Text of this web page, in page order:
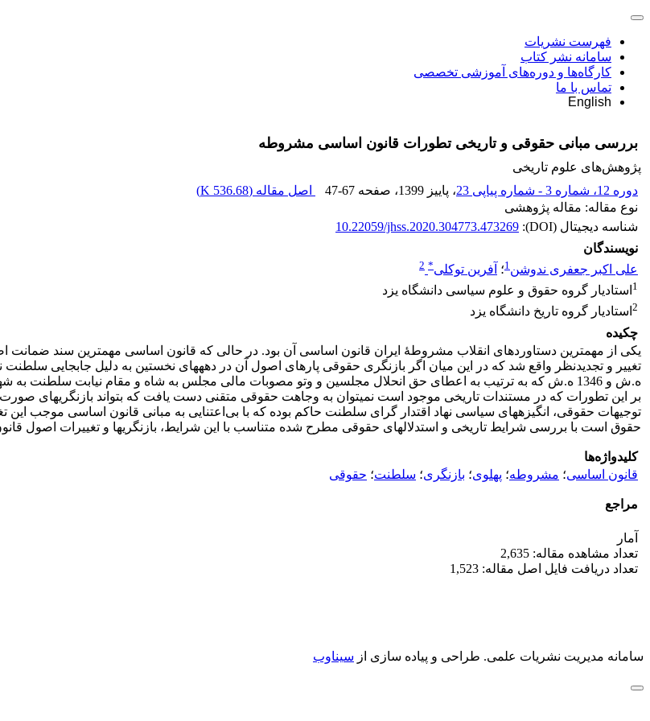
فهرست نشریات
سامانه نشر کتاب
کارگاه‌ها و دوره‌های آموزشی تخصصی
تماس با ما
English
بررسی مبانی حقوقی و تاریخی تطورات قانون اساسی مشروطه
پژوهش‌های علوم تاریخی
دوره 12، شماره 3 - شماره پیاپی 23
، پاییز 1399 ، صفحه 47-67 اصل مقاله (536.68 K
)
نوع مقاله: مقاله پژوهشی
شناسه دیجیتال (DOI):
10.22059/jhss.2020.304773.473269
نویسندگان
علی اکبر جعفری ندوشن1؛ آفرین توکلی*
2
1 استادیار گروه حقوق و علوم سیاسی دانشگاه یزد
2 استادیار گروه تاریخ دانشگاه یزد
چکیده
یکی از مهم­ترین دستاوردهای انقلاب مشروطۀ ایران قانون اساسی آن بود. در حالی که قانون اساسی مهم­ترین سند
ه.ش و 1346 ه.ش که به ترتیب به اعطای حق انحلال مجلسین و وتو مصوبات مالی مجلس به شاه و مقام نیابت سلطنت به
بر این تطورات که در مستندات تاریخی موجود است نمی­توان به وجاهت حقوقی متقنی دست یافت که بتواند بازنگری­های
توجیهات حقوقی، انگیزه­های سیاسی نهاد اقتدار گرای سلطنت حاکم بوده که با بی‌اعتنایی به مبانی قانون اساسی موجب
حقوق است با بررسی شرایط تاریخی و استدلال­های حقوقی مطرح شده متناسب با این شرایط، بازنگری­ها و تغییرات اصول
کلیدواژه‌ها
قانون اساسی؛ مشروطه؛ پهلوی؛ بازنگری؛ سلطنت؛ حقوقی
مراجع
آمار
تعداد مشاهده مقاله: 2,635
تعداد دریافت فایل اصل مقاله: 1,523
سامانه مدیریت نشریات علمی. طراحی و پیاده سازی از سیناوب